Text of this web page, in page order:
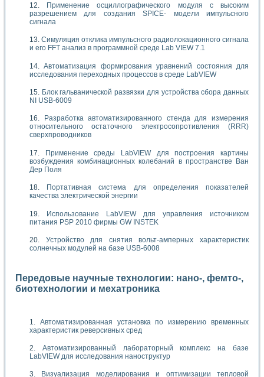
Применение осциллографического модуля с высоким
разрешением для создания SPICE- модели импульсного
сигнала
Симуляция отклика импульсного радиолокационного сигнала
и его FFT анализ в программной среде Lab VIEW 7.1
Автоматизация формирования уравнений состояния для
исследования переходных процессов в среде LabVIEW
Блок гальванической развязки для устройства сбора данных
NI USB-6009
Разработка автоматизированного стенда для измерения
относительного остаточного электросопротивления (RRR)
сверхпроводников
Применение среды LabVIEW для построения картины
возбуждения комбинационных колебаний в пространстве Ван
Дер Поля
Портативная система для определения показателей
качества электрической энергии
Использование LabVIEW для управления источником
питания PSP 2010 фирмы GW INSTEK
Устройство для снятия вольт-амперных характеристик
солнечных модулей на базе USB-6008
Передовые научные технологии: нано-, фемто-,
биотехнологии и мехатроника
Автоматизированная установка по измерению временных
характеристик реверсивных сред
Автоматизированный лабораторный комплекс на базе
LabVIEW для исследования наноструктур
Визуализация моделирования и оптимизации тепловой